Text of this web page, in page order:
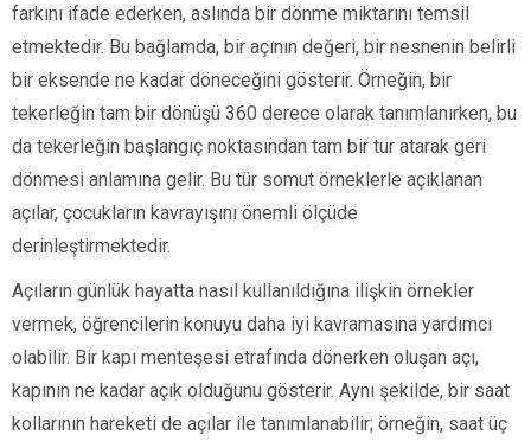
farkını ifade ederken, aslında bir dönme miktarını temsil
etmektedir. Bu bağlamda, bir açının değeri, bir nesnenin belirli
bir eksende ne kadar döneceğini gösterir. Örneğin, bir
tekerleğin tam bir dönüşü 360 derece olarak tanımlanırken, bu
da tekerleğin başlangıç noktasından tam bir tur atarak geri
dönmesi anlamına gelir. Bu tür somut örneklerle açıklanan
açılar, çocukların kavrayışını önemli ölçüde
derinleştirmektedir.
Açıların günlük hayatta nasıl kullanıldığına ilişkin örnekler
vermek, öğrencilerin konuyu daha iyi kavramasına yardımcı
olabilir. Bir kapı menteşesi etrafında dönerken oluşan açı,
kapının ne kadar açık olduğunu gösterir. Aynı şekilde, bir saat
kollarının hareketi de açılar ile tanımlanabilir; örneğin, saat üç